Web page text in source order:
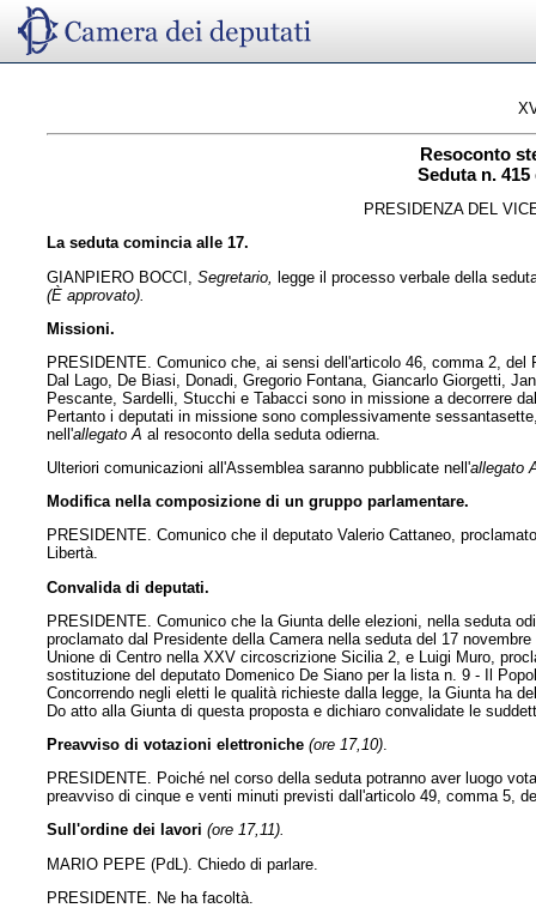
Resoconto
Seduta n.
PRESIDENZA DEL
La seduta comincia alle 17.
GIANPIERO BOCCI,Segretario, legge il processo verbale della
(È approvato).
Missioni.
PRESIDENTE. Comunico che, ai sensi dell'articolo 46, comma 2,
Dal Lago, De Biasi, Donadi, Gregorio Fontana, Giancarlo Giorgetti,
Pescante, Sardelli, Stucchi e Tabacci sono in missione a decorrere
Pertanto i deputati in missione sono complessivamente
nell'allegato A al resoconto della seduta odierna.
Ulteriori comunicazioni all'Assemblea saranno pubblicate nell'allegato
Modifica nella composizione di un gruppo parlamentare.
PRESIDENTE. Comunico che il deputato Valerio Cattaneo,
Libertà.
Convalida di deputati.
PRESIDENTE. Comunico che la Giunta delle elezioni, nella seduta
proclamato dal Presidente della Camera nella seduta del 17
Unione di Centro nella XXV circoscrizione Sicilia 2, e Luigi Muro,
sostituzione del deputato Domenico De Siano per la lista n. 9 - Il
Concorrendo negli eletti le qualità richieste dalla legge, la Giunta ha
Do atto alla Giunta di questa proposta e dichiaro convalidate le
Preavviso di votazioni elettroniche (ore 17,10).
PRESIDENTE. Poiché nel corso della seduta potranno aver luogo
preavviso di cinque e venti minuti previsti dall'articolo 49, comma 5,
Sull'ordine dei lavori (ore 17,11).
MARIO PEPE (PdL). Chiedo di parlare.
PRESIDENTE. Ne ha facoltà.